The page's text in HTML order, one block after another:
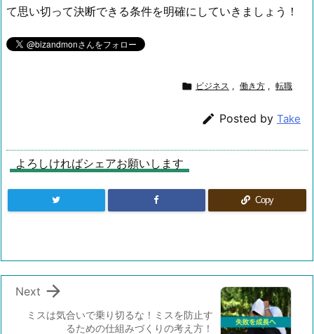
て思い切って決断できる条件を明確にしていきましょう！
 ビジネス , 働き方 , 転職
 Posted by Take
よろしければシェアお願いします
Copy
ミスは気合いで乗り切るな！ミスを防止す
るための仕組みづくりの考え方！

Next